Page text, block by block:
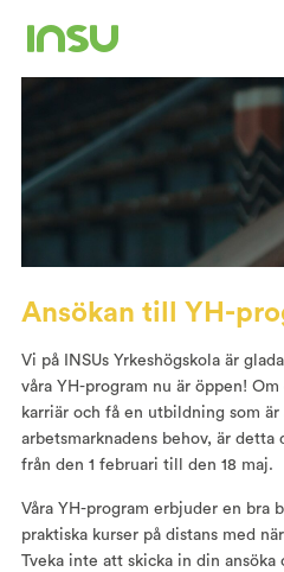
Ansökan till YH-
Vi på INSUs Yrkeshögskola är
våra YH-program nu är öppen!
karriär och få en utbildning som är
arbetsmarknadens behov, är detta
från den 1 februari till den 18 maj.
Våra YH-program erbjuder en bra
praktiska kurser på distans med
Tveka inte att skicka in din ansöka